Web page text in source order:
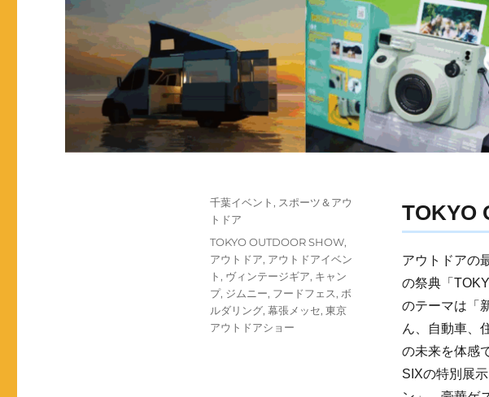
TOKYO
アウトドアの
の祭典「
のテーマは「
ん、自動車、
の未来を体感
SIXの特別展
投
稿
カ
テ
ゴ
リ
ー
千葉イベント, スポーツ＆アウ
トドア
タ
グ
TOKYO OUTDOOR SHOW,
アウトドア, アウトドアイベン
ト, ヴィンテージギア, キャン
プ, ジムニー, フードフェス, ボ
ルダリング, 幕張メッセ, 東京
アウトドアショー